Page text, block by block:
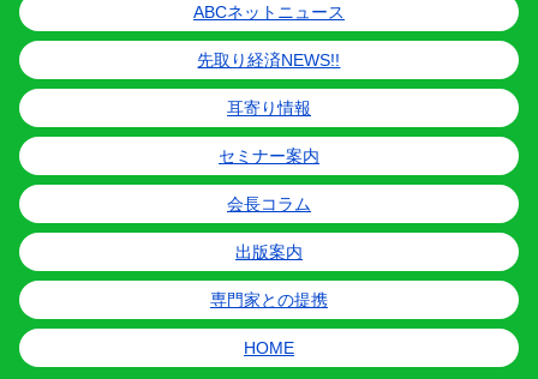
ABCネットニュース
先取り経済NEWS!!
耳寄り情報
セミナー案内
会長コラム
出版案内
専門家との提携
HOME